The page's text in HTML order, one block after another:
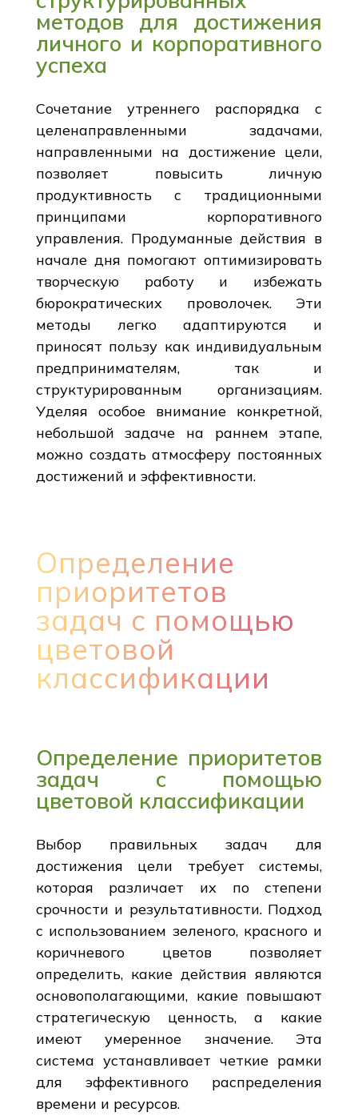
методов для достижения
личного и корпоративного
успеха
Сочетание утреннего распорядка с
целенаправленными задачами,
направленными на достижение цели,
позволяет повысить личную
продуктивность с традиционными
принципами корпоративного
управления. Продуманные действия в
начале дня помогают оптимизировать
творческую работу и избежать
бюрократических проволочек. Эти
методы легко адаптируются и
приносят пользу как индивидуальным
предпринимателям, так и
структурированным организациям.
Уделяя особое внимание конкретной,
небольшой задаче на раннем этапе,
можно создать атмосферу постоянных
достижений и эффективности.
Определение
приоритетов
задач с помощью
цветовой
классификации
Определение приоритетов
задач с помощью
цветовой классификации
Выбор правильных задач для
достижения цели требует системы,
которая различает их по степени
срочности и результативности. Подход
с использованием зеленого, красного и
коричневого цветов позволяет
определить, какие действия являются
основополагающими, какие повышают
стратегическую ценность, а какие
имеют умеренное значение. Эта
система устанавливает четкие рамки
для эффективного распределения
времени и ресурсов.